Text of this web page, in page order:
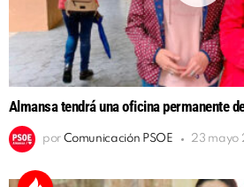
Almansa tendrá una oficina permanente
por Comunicación PSOE 23 mayo